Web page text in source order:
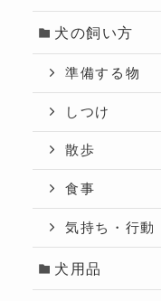
犬の飼い方
準備する物
しつけ
散歩
食事
気持ち・行動
犬用品